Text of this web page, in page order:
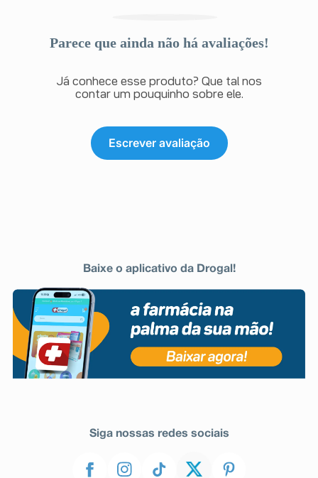
Parece que ainda não há avaliações!
Já conhece esse produto? Que tal nos
contar um pouquinho sobre ele.
Escrever avaliação
Baixe o aplicativo da Drogal!
Siga nossas redes sociais